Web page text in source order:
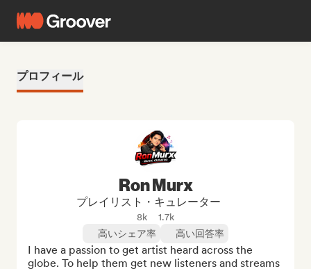
プロフィール
Ron Murx
プレイリスト・キュレーター
8k
1.7k
高いシェア率
高い回答率
I have a passion to get artist heard across the
globe. To help them get new listeners and streams